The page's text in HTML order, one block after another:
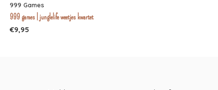
999 Games
999 games | junglelife weetjes kwartet
€9,95